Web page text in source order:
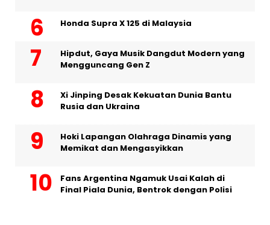
Honda Supra X 125 di Malaysia
Hipdut, Gaya Musik Dangdut Modern yang
Mengguncang Gen Z
Xi Jinping Desak Kekuatan Dunia Bantu
Rusia dan Ukraina
Hoki Lapangan Olahraga Dinamis yang
Memikat dan Mengasyikkan
Fans Argentina Ngamuk Usai Kalah di
Final Piala Dunia, Bentrok dengan Polisi